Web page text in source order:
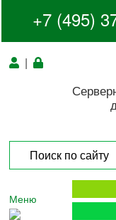
+7 (495)
|
Меню